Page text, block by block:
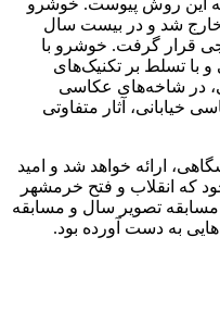
خارج شد و در بیست سال
قرار گرفت. خوشرو با
با تسلط بر تکنیک‌های
در شاخه‌های عکاسی
خیابانی، آثار متفاوتی
ارائه خواهد شد و امید
که انقلاب و فتح خرمشهر
تصویر سال و مسابقه